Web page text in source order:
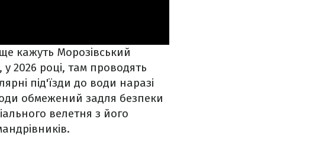
кажуть Морозівський
2026 році, там проводять
під'їзди до води наразі
обмежений задля безпеки
велетня з його